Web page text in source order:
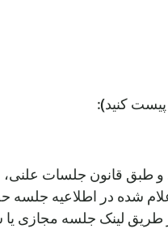
کنید):
و طبق قانون جلسات
شده در اطلاعیه جلسه
لینک جلسه مجازی یا